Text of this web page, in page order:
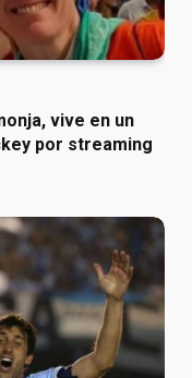
vive en un
por streaming